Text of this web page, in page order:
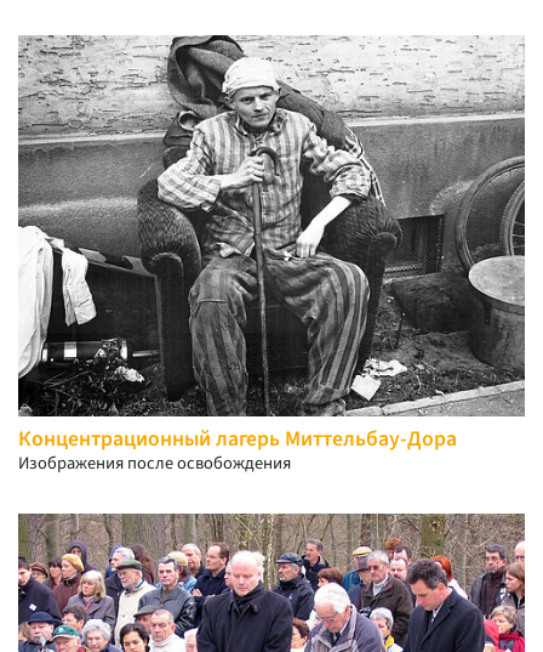
Концентрационный лагерь Миттельбау-Дора
Изображения после освобождения